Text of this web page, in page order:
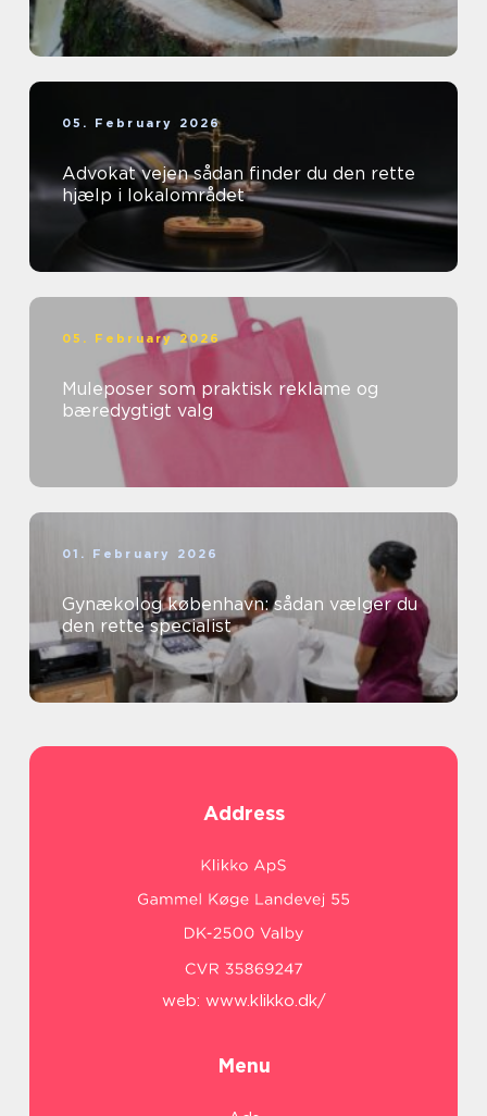
05. February 2026
Advokat vejen sådan finder du den rette
hjælp i lokalområdet
05. February 2026
Muleposer som praktisk reklame og
bæredygtigt valg
01. February 2026
Gynækolog københavn: sådan vælger du
den rette specialist
Address
web: www.klikko.dk/
Menu